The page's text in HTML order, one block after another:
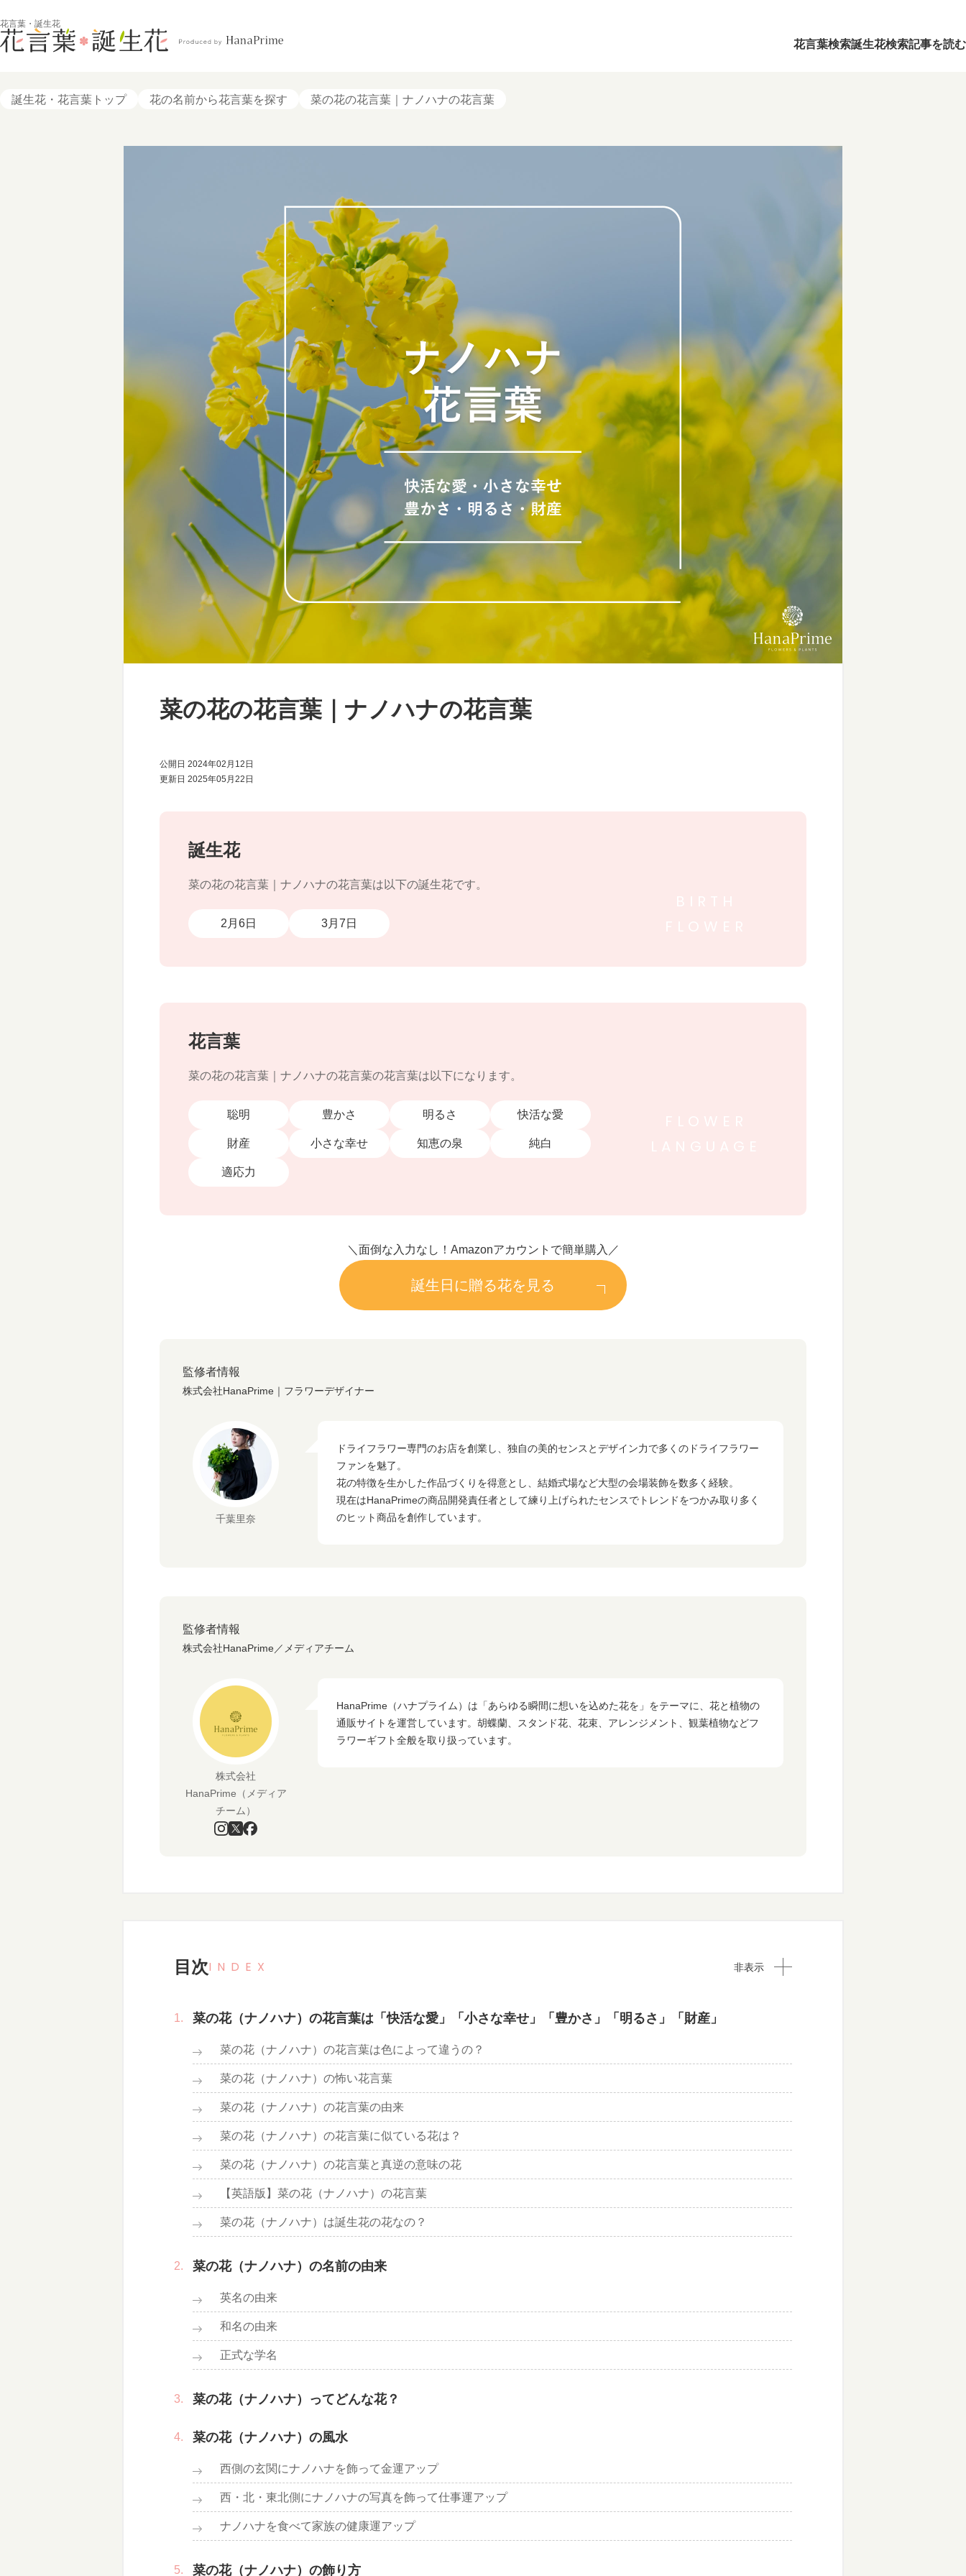
花言葉・誕生花
花言葉検索誕生花検索記事を読む
誕生花・花言葉トップ 花の名前から花言葉を探す 菜の花の花言葉｜ナノハナの花言葉
菜の花の花言葉｜ナノハナの花言葉
公開日 2024年02月12日
更新日 2025年05月22日
誕生花
菜の花の花言葉｜ナノハナの花言葉は以下の誕生花です。
2月6日 3月7日
花言葉
菜の花の花言葉｜ナノハナの花言葉の花言葉は以下になります。
聡明 豊かさ 明るさ 快活な愛
財産 小さな幸せ 知恵の泉 純白
適応力
＼面倒な入力なし！Amazonアカウントで簡単購入／
誕生日に贈る花を見る
監修者情報
株式会社HanaPrime｜フラワーデザイナー
千葉里奈
ドライフラワー専門のお店を創業し、独自の美的センスとデザイン力で多くのドライフラワー
ファンを魅了。
花の特徴を生かした作品づくりを得意とし、結婚式場など大型の会場装飾を数多く経験。
現在はHanaPrimeの商品開発責任者として練り上げられたセンスでトレンドをつかみ取り多く
のヒット商品を創作しています。
監修者情報
株式会社HanaPrime／メディアチーム
株式会社
HanaPrime（メディア
チーム）
HanaPrime（ハナプライム）は「あらゆる瞬間に想いを込めた花を」をテーマに、花と植物の
通販サイトを運営しています。胡蝶蘭、スタンド花、花束、アレンジメント、観葉植物などフ
ラワーギフト全般を取り扱っています。
目次INDEX 非表示
菜の花（ナノハナ）の花言葉は「快活な愛」「小さな幸せ」「豊かさ」「明るさ」「財産」
菜の花（ナノハナ）の花言葉は色によって違うの？
菜の花（ナノハナ）の怖い花言葉
菜の花（ナノハナ）の花言葉の由来
菜の花（ナノハナ）の花言葉に似ている花は？
菜の花（ナノハナ）の花言葉と真逆の意味の花
【英語版】菜の花（ナノハナ）の花言葉
菜の花（ナノハナ）は誕生花の花なの？
菜の花（ナノハナ）の名前の由来
英名の由来
和名の由来
正式な学名
菜の花（ナノハナ）ってどんな花？
菜の花（ナノハナ）の風水
西側の玄関にナノハナを飾って金運アップ
西・北・東北側にナノハナの写真を飾って仕事運アップ
ナノハナを食べて家族の健康運アップ
菜の花（ナノハナ）の飾り方